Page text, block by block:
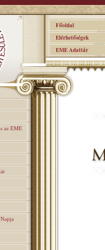
Főoldal
Elérhetőségek
EME Adattár
az EME